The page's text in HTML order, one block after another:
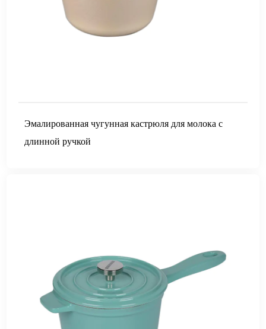
Эмалированная чугунная кастрюля для молока с
длинной ручкой